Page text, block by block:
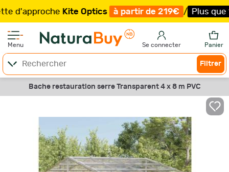
Kite Optics à partir de 219€ / Plus que 100
Menu Se connecter Panier
Filtrer
Bache restauration serre Transparent 4 x 8 m PVC